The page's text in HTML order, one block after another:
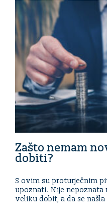
Zašto nemam
dobiti?
S ovim su proturječnim
upoznati. Nije
veliku dobit, a da se